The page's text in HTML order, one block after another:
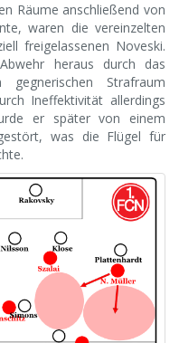
Räume anschließend von
waren die vereinzelten
freigelassenen Noveski.
heraus durch das
Strafraum
Ineffektivität allerdings
er später von einem
was die Flügel für